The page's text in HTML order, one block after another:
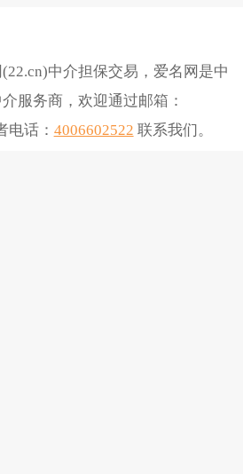
中介担保交易，爱名网是中
服务商，欢迎通过邮箱：
电话： 4006602522 联系我们。